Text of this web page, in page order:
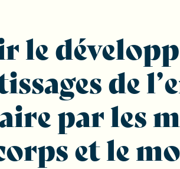
le
de
par les
et le